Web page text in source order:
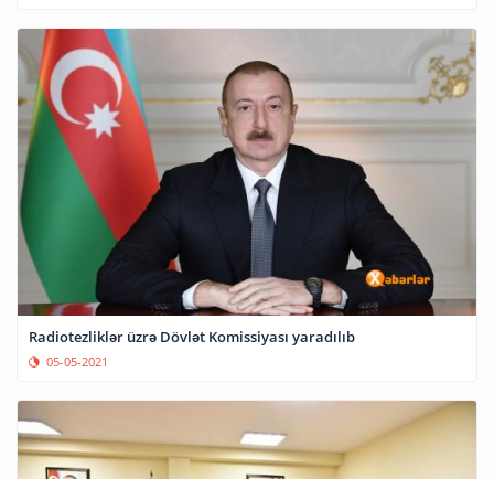
Radiotezliklər üzrə Dövlət Komissiyası yaradılıb
05-05-2021